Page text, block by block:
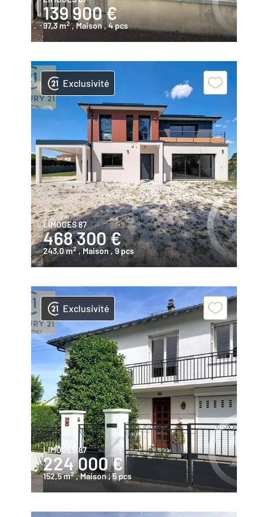
139 900 €
97,3 m2 , Maison , 4 pcs
Exclusivité
LIMOGES 87
468 300 €
243,0 m2 , Maison , 9 pcs
Exclusivité
LIMOGES 87
224 000 €
152,5 m2 , Maison, 5 pcs